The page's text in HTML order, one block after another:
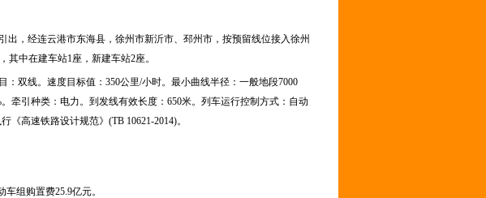
，经连云港市东海县，徐州市新沂市、邳州市，按预留线位接入徐州
其中在建车站1座，新建车站2座。
双线。速度目标值：350公里/小时。最小曲线半径：一般地段7000
牵引种类：电力。到发线有效长度：650米。列车运行控制方式：自动
高速铁路设计规范》(TB 10621-2014)。
组购置费25.9亿元。